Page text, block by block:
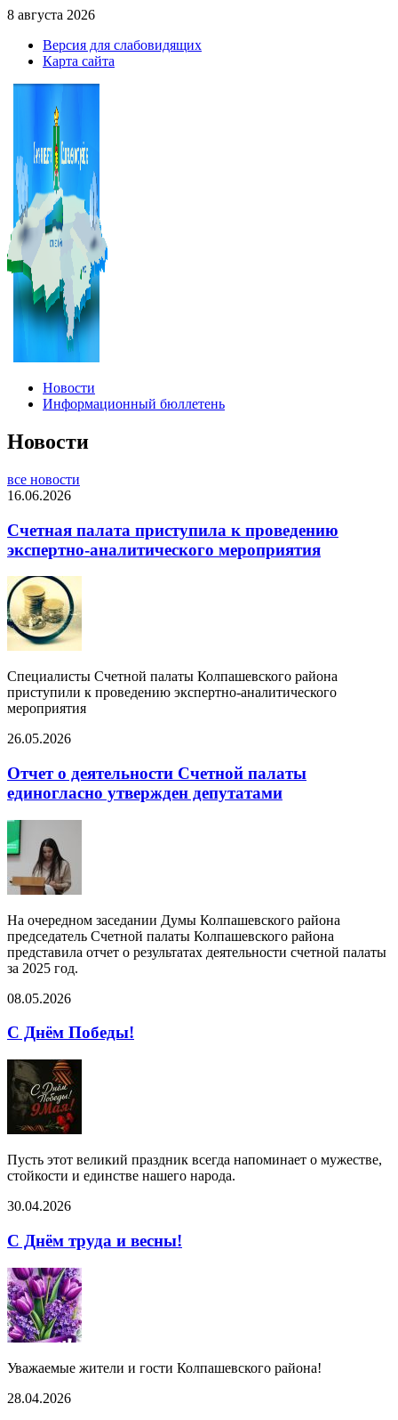
8 августа 2026
Версия для слабовидящих
Карта сайта
Новости
Информационный бюллетень
Новости
все новости
16.06.2026
Счетная палата приступила к проведению
экспертно-аналитического мероприятия
Специалисты Счетной палаты Колпашевского района
приступили к проведению экспертно-аналитического
мероприятия
26.05.2026
Отчет о деятельности Счетной палаты
единогласно утвержден депутатами
На очередном заседании Думы Колпашевского района
председатель Счетной палаты Колпашевского района
представила отчет о результатах деятельности счетной палаты
за 2025 год.
08.05.2026
С Днём Победы!
Пусть этот великий праздник всегда напоминает о мужестве,
стойкости и единстве нашего народа.
30.04.2026
С Днём труда и весны!
Уважаемые жители и гости Колпашевского района!
28.04.2026